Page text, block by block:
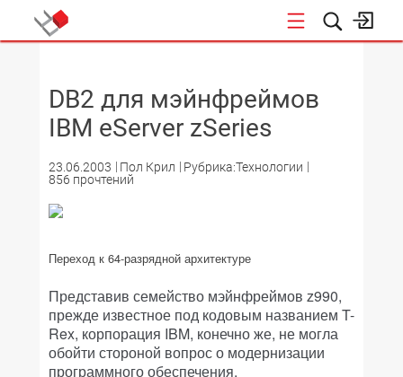
DB2 для мэйнфреймов
IBM eServer zSeries
23.06.2003 Пол Крил
Рубрика:Технологии
856 прочтений
Переход к 64-разрядной архитектуре
Представив семейство мэйнфреймов z990,
прежде известное под кодовым названием T-
Rex, корпорация IBM, конечно же, не могла
обойти стороной вопрос о модернизации
программного обеспечения.